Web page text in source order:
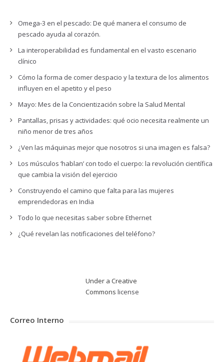
Omega-3 en el pescado: De qué manera el consumo de
pescado ayuda al corazón.
La interoperabilidad es fundamental en el vasto escenario
clínico
Cómo la forma de comer despacio y la textura de los alimentos
influyen en el apetito y el peso
Mayo: Mes de la Concientización sobre la Salud Mental
Pantallas, prisas y actividades: qué ocio necesita realmente un
niño menor de tres años
¿Ven las máquinas mejor que nosotros si una imagen es falsa?
Los músculos ‘hablan’ con todo el cuerpo: la revolución científica
que cambia la visión del ejercicio
Construyendo el camino que falta para las mujeres
emprendedoras en India
Todo lo que necesitas saber sobre Ethernet
¿Qué revelan las notificaciones del teléfono?
Under a Creative
Commons license
Correo Interno